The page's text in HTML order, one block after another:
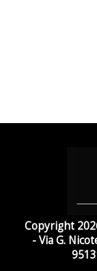
Copyright
- Via G.